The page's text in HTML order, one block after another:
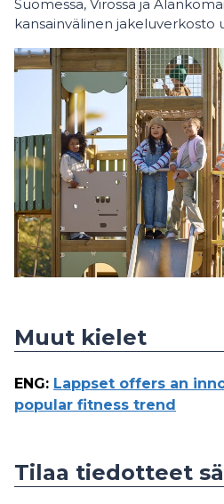
Suomessa, Virossa ja
kansainvälinen jakeluverkosto
Muut kielet
ENG: Lappset offers an
popular fitness trend
Tilaa tiedotteet